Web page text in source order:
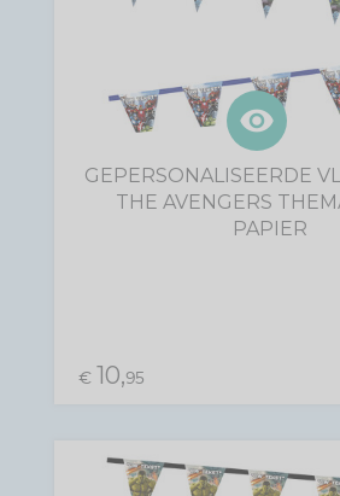
visibility
GEPERSONALISEERDE
THE AVENGERS
PAPIER
€ 10,95